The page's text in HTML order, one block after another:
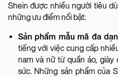
Shein được nhiều người tiêu
những ưu điểm nổi bật:
Sản phẩm mẫu mã đa
tiếng với việc cung cấp
nam và nữ từ quần áo,
sức. Những sản phẩm của